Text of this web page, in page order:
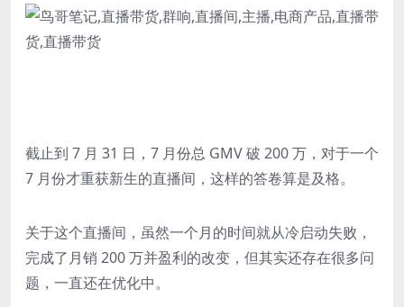
截止到 7 月 31 日，7 月份总 GMV 破 200 万，对于一个
7 月份才重获新生的直播间，这样的答卷算是及格。
关于这个直播间，虽然一个月的时间就从冷启动失败，
完成了月销 200 万并盈利的改变，但其实还存在很多问
题，一直还在优化中。